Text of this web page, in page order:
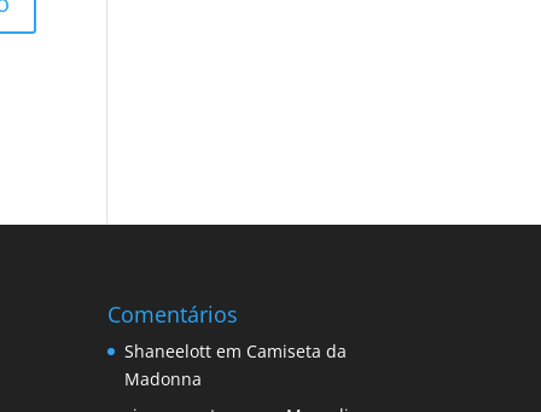
Comentários
Shaneelott em Camiseta da
Madonna